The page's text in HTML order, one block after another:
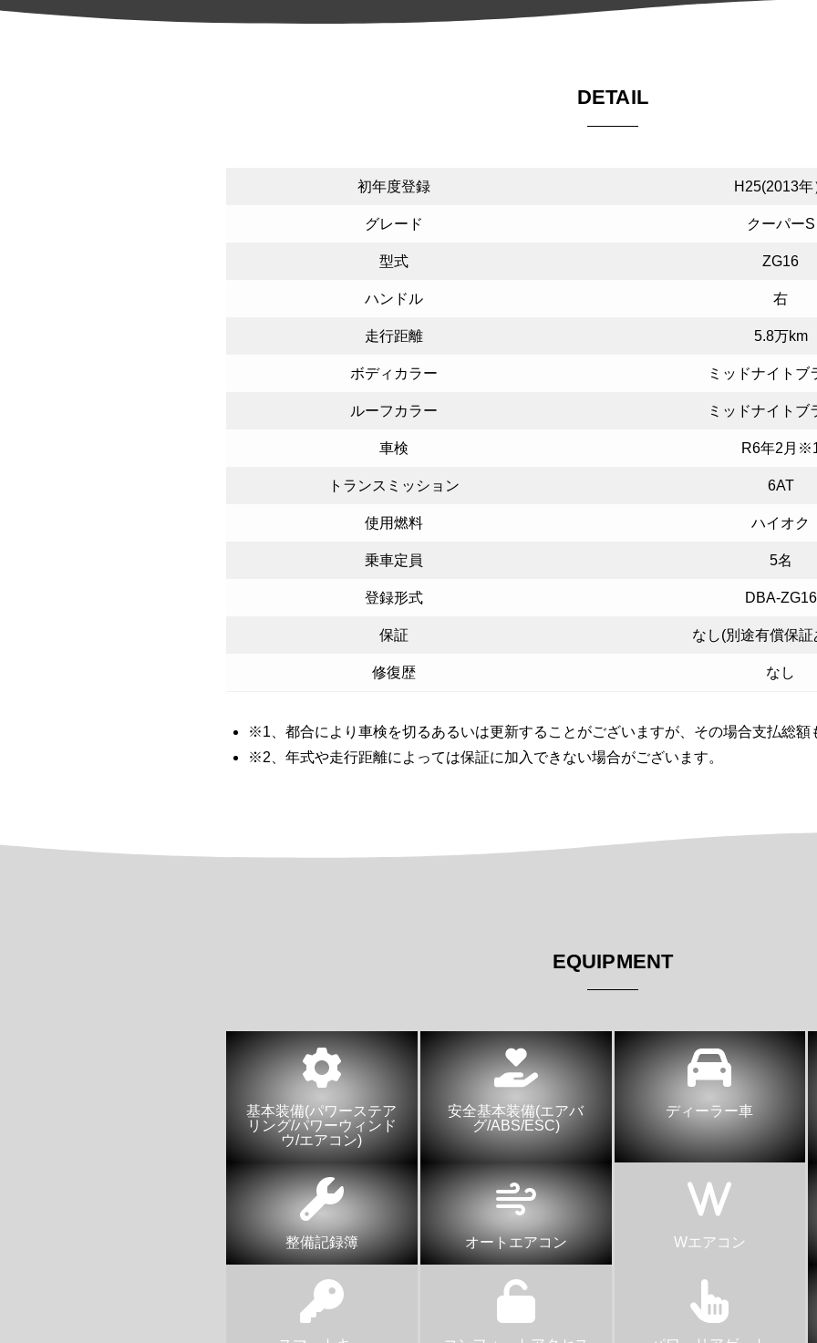
DETAIL
初年度登録 H25(2013年
グレード クーパーS
型式 ZG16
ハンドル 右
走行距離 5.8万km
ボディカラー ミッドナイトブ
ルーフカラー ミッドナイトブ
車検 R6年2月
トランスミッション 6AT
使用燃料 ハイオク
乗車定員 5名
登録形式 DBA-ZG16
保証 なし(別途有償保
修復歴 なし
※1、都合により車検を切るあるいは更新することがございますが、その場合支払総額
※2、年式や走行距離によっては保証に加入できない場合がございます。
EQUIPMENT
基本装備(パワーステア
リング/パワーウィンド
ウ/エアコン)
安全基本装備(エアバ
グ/ABS/ESC)
ディーラー車
整備記録簿 オートエアコン Wエアコン